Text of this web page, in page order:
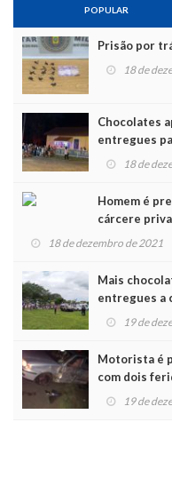
POPULAR
Prisão por
18 de
Chocolates
entregues
Noel 18 de
Homem é
cárcere
18 de dezembro de 2021
Mais
entregues a
19 de
Motorista é
com dois
19 de